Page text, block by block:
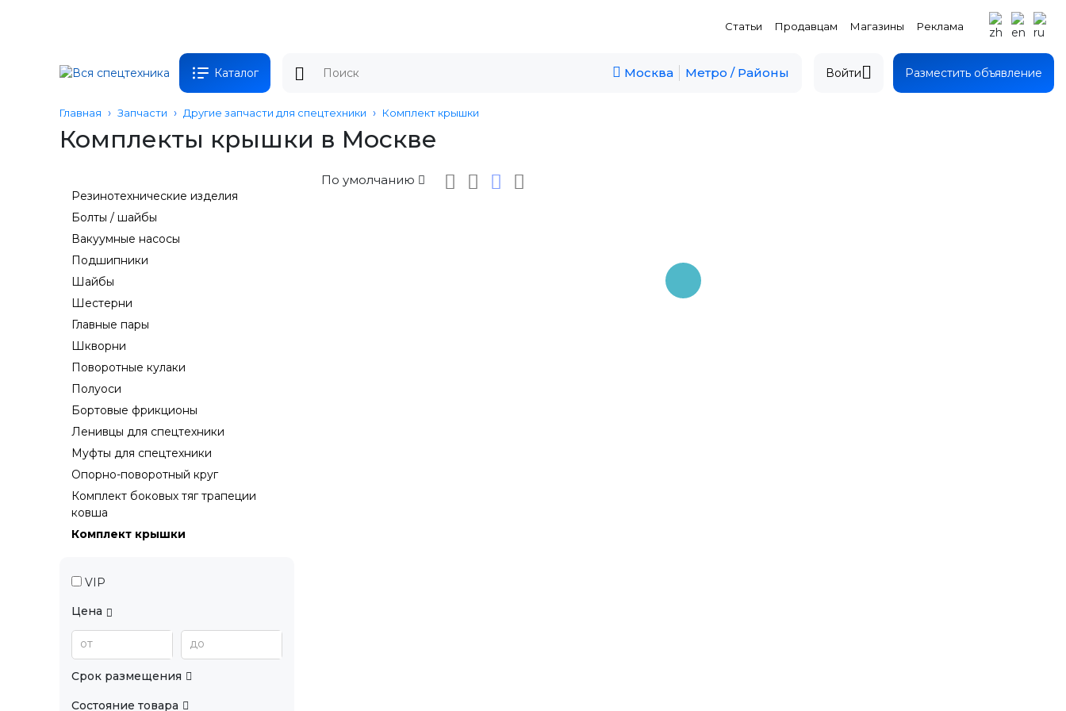
Статьи Продавцам Магазины Реклама
Каталог Москва Метро / Районы Войти Разместить объявление
Главная Запчасти Другие запчасти для спецтехники Комплект крышки
Комплекты крышки в Москве
Резинотехнические изделия
Болты / шайбы
Вакуумные насосы
Подшипники
Шайбы
Шестерни
Главные пары
Шкворни
Поворотные кулаки
Полуоси
Бортовые фрикционы
Ленивцы для спецтехники
Муфты для спецтехники
Опорно-поворотный круг
Комплект боковых тяг трапеции
ковша
Комплект крышки
VIP
Цена
от до
Срок размещения
Состояние товара
По умолчанию